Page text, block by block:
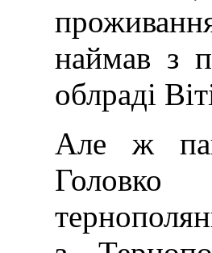
наймав з
облраді
Але ж